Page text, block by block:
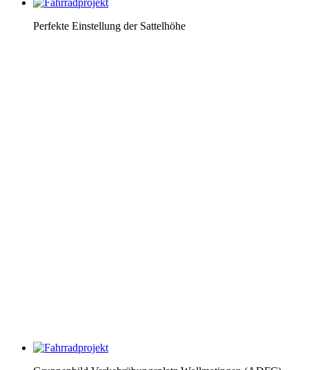
Perfekte Einstellung der Sattelhöhe